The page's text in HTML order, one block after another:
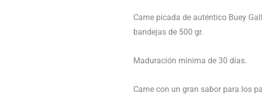
Carne picada de auténtico Buey
bandejas de 500 gr.
Maduración mínima de 30 días.
Carne con un gran sabor para los